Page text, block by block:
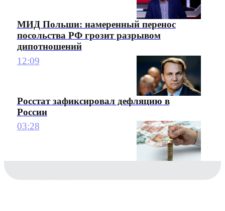
МИД Польши: намеренный перенос
посольства РФ грозит разрывом
дипотношений
12:09
Росстат зафиксировал дефляцию в
России
03:28